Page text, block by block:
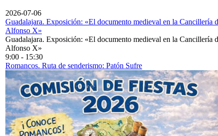
2026-07-06
Guadalajara. Exposición: «El documento medieval en la Cancillería
Alfonso X»
Guadalajara. Exposición: «El documento medieval en la Cancillería
Alfonso X»
9:00 - 15:30
Romancos. Ruta de senderismo: Patón Sufre